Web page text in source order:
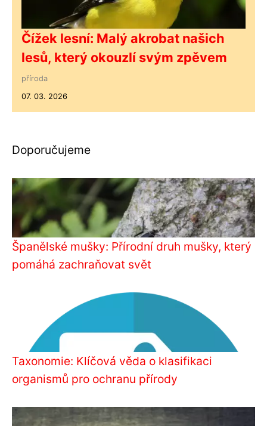
Čížek lesní: Malý akrobat našich
lesů, který okouzlí svým zpěvem
příroda
07. 03. 2026
Doporučujeme
Španělské mušky: Přírodní druh mušky, který
pomáhá zachraňovat svět
Taxonomie: Klíčová věda o klasifikaci
organismů pro ochranu přírody